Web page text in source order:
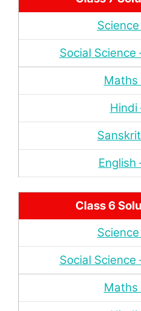
Science
Social Science –
Maths
Hindi
English
Class 6
Science
Social Science –
Maths